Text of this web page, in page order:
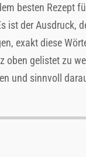
besten Rezept
ist der Ausdruck,
exakt diese
oben gelistet zu
und sinnvoll